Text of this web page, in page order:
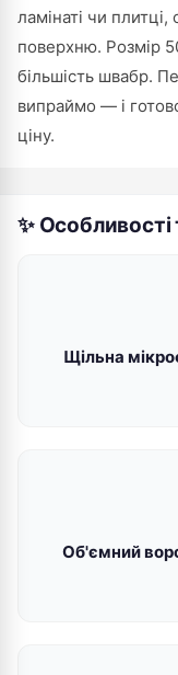
ламінаті чи
поверхню. Розмір
більшість швабр.
випраймо — і
ціну.
✨ Особливості
Щільна
Об'ємний